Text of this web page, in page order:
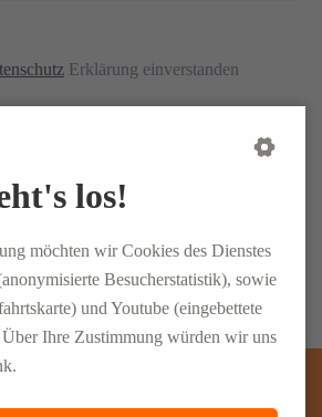
Erklärung einverstanden
los!
möchten wir Cookies des Dienstes
Besucherstatistik), sowie
und Youtube (eingebettete
Über Ihre Zustimmung würden wir uns